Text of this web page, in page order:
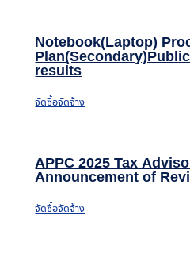
Notebook(Laptop)
results
จัดซื้อจัดจ้าง
APPC 2025 Tax
Announcement of
จัดซื้อจัดจ้าง